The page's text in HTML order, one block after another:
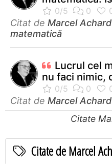
Citat de Marcel Achard
matematică
Lucrul cel
nu faci nimic,
Citat de Marcel Achard
Citate
Citate de Marcel